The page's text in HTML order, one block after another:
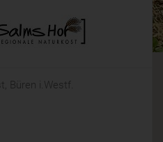
Büren i.Westf.